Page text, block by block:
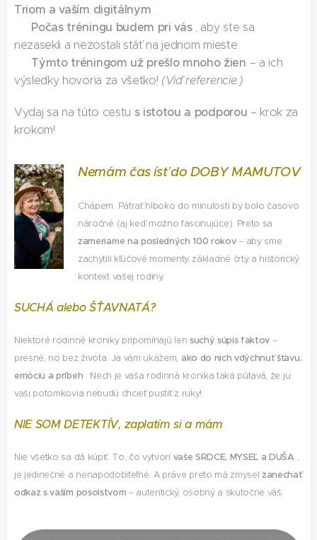
Triom a vaším digitálnym .
Počas tréningu budem pri vás, aby ste sa
nezasekli a nezostali stáť na jednom mieste.
Týmto tréningom už prešlo mnoho žien – a ich
výsledky hovoria za všetko! (Viď referencie.)
Vydaj sa na túto cestu s istotou a podporou – krok za
krokom! 🚀
Nemám čas ísť do DOBY MAMUTOV
Chápem. Pátrať hlboko do minulosti by bolo časovo
náročné (aj keď možno fascinujúce). Preto sa
zameriame na posledných 100 rokov– aby sme
zachytili kľúčové momenty, základné črty a historický
kontext vašej rodiny.
SUCHÁ alebo ŠŤAVNATÁ?
Niektoré rodinné kroniky pripomínajú len suchý súpis faktov –
presné, no bez života. Ja vám ukážem, ako do nich vdýchnuť šťavu,
emóciu a príbeh . Nech je vaša rodinná kronika taká pútavá, že ju
vaši potomkovia nebudú chcieť pustiť z ruky!
NIE SOM DETEKTÍV, zaplatím si a mám
Nie všetko sa dá kúpiť. To, čo vytvorí vaše SRDCE, MYSEĽ a DUŠA ,
je jedinečné a nenapodobiteľné. A práve preto má zmysel zanechať
odkaz s vaším posolstvom – autentický, osobný a skutočne váš.